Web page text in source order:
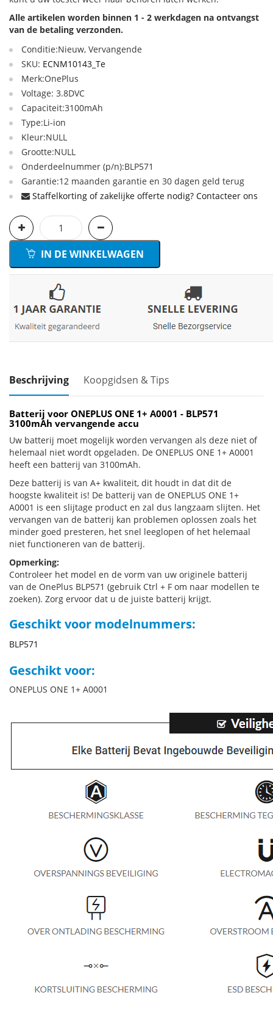
Alle artikelen worden binnen 1 - 2 werkdagen na ontvangst
van de betaling verzonden.
Conditie:Nieuw, Vervangende
SKU: ECNM10143_Te
Merk:OnePlus
Voltage: 3.8DVC
Capaciteit:3100mAh
Type:Li-ion
Kleur:NULL
Grootte:NULL
Onderdeelnummer (p/n):BLP571
Garantie:12 maanden garantie en 30 dagen geld terug
Staffelkorting of zakelijke offerte nodig? Contacteer ons
IN DE WINKELWAGEN
Beschrijving Koopgidsen & Tips
Batterij voor ONEPLUS ONE 1+ A0001 - BLP571
3100mAh vervangende accu
Uw batterij moet mogelijk worden vervangen als deze niet of
helemaal niet wordt opgeladen. De ONEPLUS ONE 1+ A0001
heeft een batterij van 3100mAh.
Deze batterij is van A+ kwaliteit, dit houdt in dat dit de
hoogste kwaliteit is! De batterij van de ONEPLUS ONE 1+
A0001 is een slijtage product en zal dus langzaam slijten. Het
vervangen van de batterij kan problemen oplossen zoals het
minder goed presteren, het snel leeglopen of het helemaal
niet functioneren van de batterij.
Opmerking:
Controleer het model en de vorm van uw originele batterij
van de OnePlus BLP571 (gebruik Ctrl + F om naar modellen te
zoeken). Zorg ervoor dat u de juiste batterij krijgt.
Geschikt voor modelnummers:
BLP571
Geschikt voor:
ONEPLUS ONE 1+ A0001